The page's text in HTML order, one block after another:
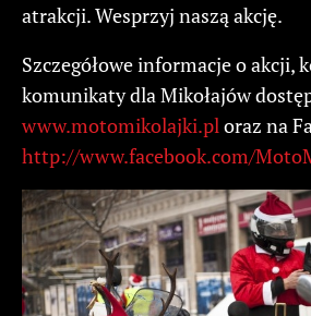
atrakcji. Wesprzyj naszą akcję.
Szczegółowe informacje o akcji,
komunikaty dla Mikołajów
www.motomikolajki.pl oraz na
http://www.facebook.com/